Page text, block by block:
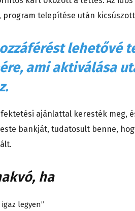
program telepítése után
lehetővé
ami aktiválása
ajánlattal keresték meg,
bankját, tudatosult benne,
ha
legyen”